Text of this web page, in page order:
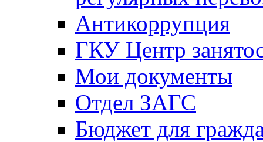
Антикоррупция
ГКУ Центр
Мои документы
Отдел ЗАГС
Бюджет для